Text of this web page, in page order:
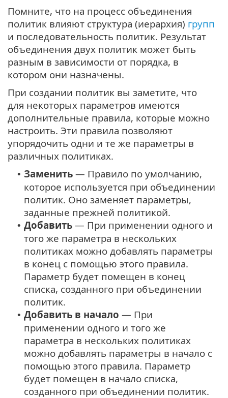
Помните, что на процесс объединения
политик влияют структура (иерархия) групп
и последовательность политик. Результат
объединения двух политик может быть
разным в зависимости от порядка, в
котором они назначены.
При создании политик вы заметите, что
для некоторых параметров имеются
дополнительные правила, которые можно
настроить. Эти правила позволяют
упорядочить одни и те же параметры в
различных политиках.
• Заменить — Правило по умолчанию,
которое используется при объединении
политик. Оно заменяет параметры,
заданные прежней политикой.
• Добавить — При применении одного и
того же параметра в нескольких
политиках можно добавлять параметры
в конец с помощью этого правила.
Параметр будет помещен в конец
списка, созданного при объединении
политик.
• Добавить в начало — При
применении одного и того же
параметра в нескольких политиках
можно добавлять параметры в начало с
помощью этого правила. Параметр
будет помещен в начало списка,
созданного при объединении политик.